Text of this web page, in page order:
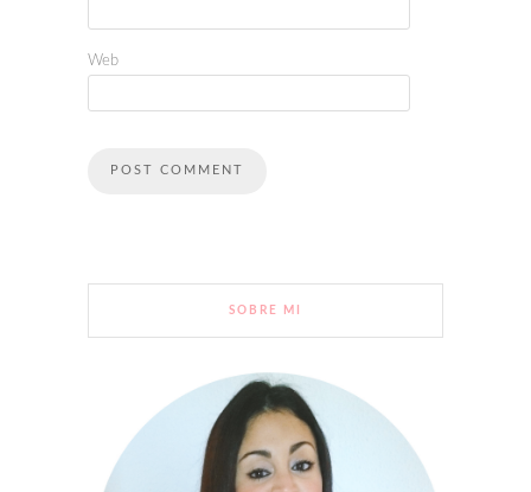
Web
SOBRE MI